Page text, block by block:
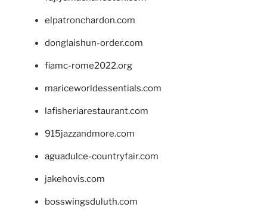
elpatronchardon.com
donglaishun-order.com
fiamc-rome2022.org
mariceworldessentials.com
lafisheriarestaurant.com
915jazzandmore.com
aguadulce-countryfair.com
jakehovis.com
bosswingsduluth.com